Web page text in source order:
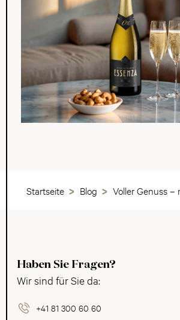
Startseite Blog Voller Genuss –
Haben Sie Fragen?
Wir sind für Sie da:
+41 81 300 60 60